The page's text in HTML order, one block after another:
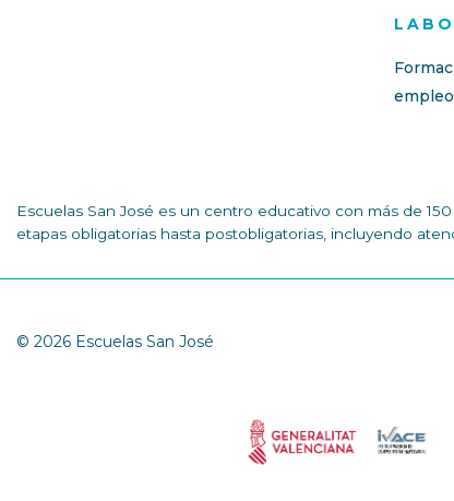
empleo
Escuelas San José es un centro educativo con más de
etapas obligatorias hasta postobligatorias, incluyendo
© 2026 Escuelas San José